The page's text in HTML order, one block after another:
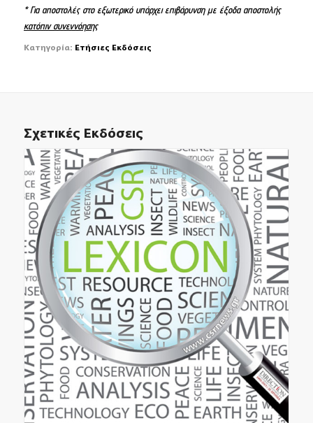
* Για αποστολές στο εξωτερικό υπάρχει επιβάρυνση με έξοδα αποστολής
κατόπιν συνεννόησης
Κατηγορία: Ετήσιες Εκδόσεις
Σχετικές Εκδόσεις